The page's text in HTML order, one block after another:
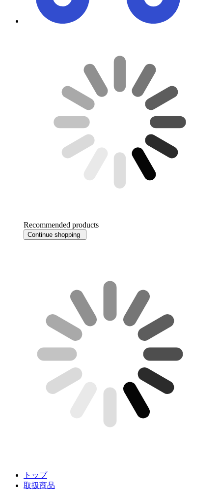
Recommended products
Continue shopping
トップ
取扱商品